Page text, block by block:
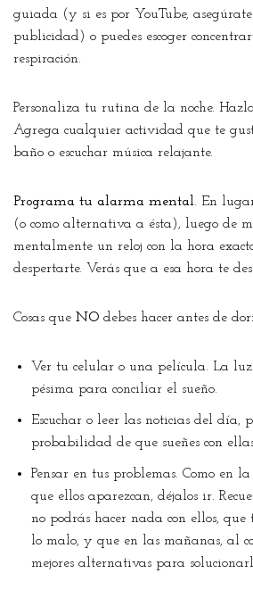
guiada (y si es por YouTube,
publicidad) o puedes escoger
respiración.
Personaliza tu rutina de la noche.
Agrega cualquier actividad que te
baño o escuchar música relajante.
Programa tu alarma mental. En
(o como alternativa a ésta), luego de
mentalmente un reloj con la hora
despertarte. Verás que a esa hora te
Cosas que NO debes hacer antes de
Ver tu celular o una película. La
pésima para conciliar el sueño.
Escuchar o leer las noticias del día,
probabilidad de que sueñes con
Pensar en tus problemas. Como en
que ellos aparezcan, déjalos ir.
no podrás hacer nada con ellos,
lo malo, y que en las mañanas, al
mejores alternativas para